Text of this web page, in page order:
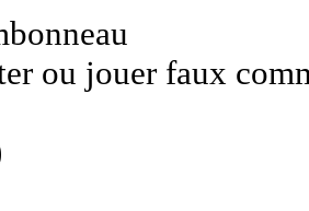
ou jouer faux